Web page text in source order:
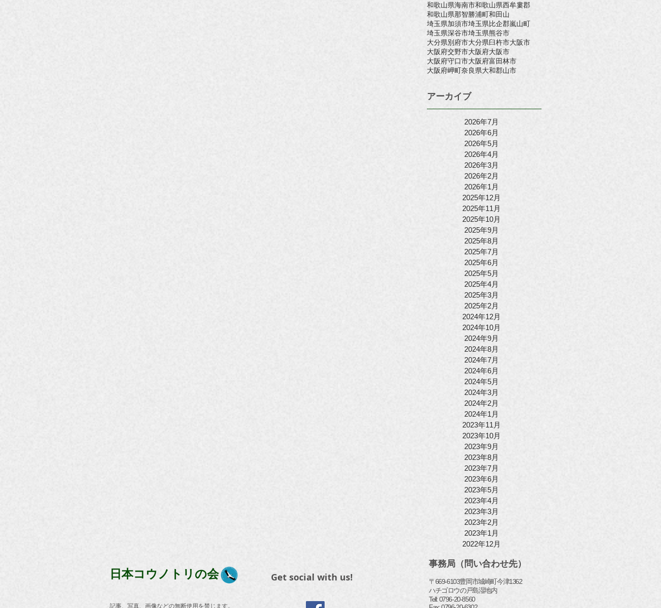
和歌山県海南市和歌山県西牟婁郡
和歌山県那智勝浦町和田山
埼玉県加須市埼玉県比企郡嵐山町
埼玉県深谷市埼玉県熊谷市
大分県別府市大分県臼杵市大阪市
大阪府交野市大阪府大阪市
大阪府守口市大阪府富田林市
大阪府岬町奈良県大和郡山市
アーカイブ
2026年7月
2026年6月
2026年5月
2026年4月
2026年3月
2026年2月
2026年1月
2025年12月
2025年11月
2025年10月
2025年9月
2025年8月
2025年7月
2025年6月
2025年5月
2025年4月
2025年3月
2025年2月
2024年12月
2024年10月
2024年9月
2024年8月
2024年7月
2024年6月
2024年5月
2024年3月
2024年2月
2024年1月
2023年11月
2023年10月
2023年9月
2023年8月
2023年7月
2023年6月
2023年5月
2023年4月
2023年3月
2023年2月
2023年1月
2022年12月
日本コウノトリの会
記事、写真、画像などの無断使用を禁じます。
Get social with us!
事務局（問い合わせ先）
〒669-6103豊岡市城崎町今津1362
ハチゴロウの戸島湿地内
​Tell: 0796-20-8560